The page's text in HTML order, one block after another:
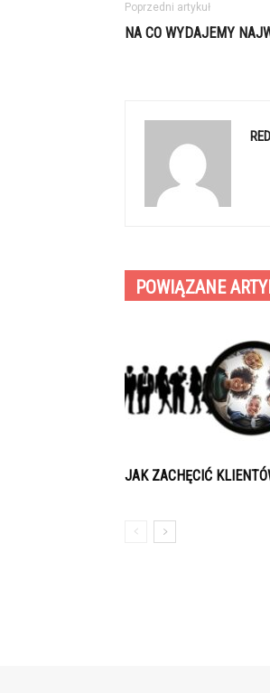
Poprzedni artykuł
NA CO WYDAJEMY
POWIĄZANE
JAK ZACHĘCIĆ